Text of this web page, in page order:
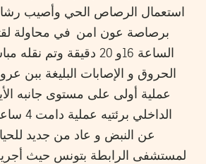
استعمال الرصاص الحي وأصيب
برصاصة عون امن في محاولة
الساعة 16و 20 دقيقة
الحروق و الإصابات البليغة ببن
عملية أولى على مستوى جانبه
الداخلي
عن النبض و عاد من جديد
لمستشفى الرابطة بتونس حيث